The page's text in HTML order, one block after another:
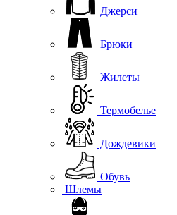
Джерси
Брюки
Жилеты
Термобелье
Дождевики
Обувь
Шлемы